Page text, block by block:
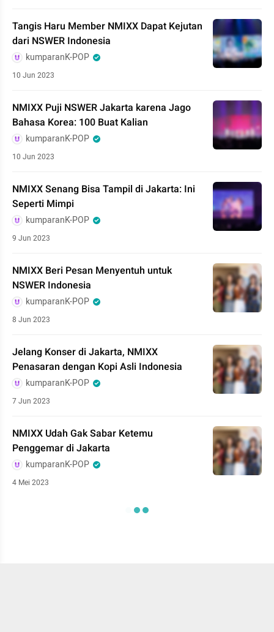
Tangis Haru Member NMIXX Dapat Kejutan
dari NSWER Indonesia
kumparanK-POP
10 Jun 2023
NMIXX Puji NSWER Jakarta karena Jago
Bahasa Korea: 100 Buat Kalian
kumparanK-POP
10 Jun 2023
NMIXX Senang Bisa Tampil di Jakarta: Ini
Seperti Mimpi
kumparanK-POP
9 Jun 2023
NMIXX Beri Pesan Menyentuh untuk
NSWER Indonesia
kumparanK-POP
8 Jun 2023
Jelang Konser di Jakarta, NMIXX
Penasaran dengan Kopi Asli Indonesia
kumparanK-POP
7 Jun 2023
NMIXX Udah Gak Sabar Ketemu
Penggemar di Jakarta
kumparanK-POP
4 Mei 2023